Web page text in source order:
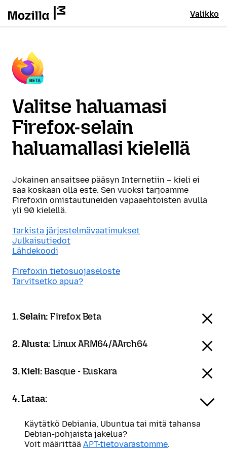
Valikko
Valitse haluamasi
Firefox-selain
haluamallasi kielellä
Jokainen ansaitsee pääsyn Internetiin – kieli ei
saa koskaan olla este. Sen vuoksi tarjoamme
Firefoxin omistautuneiden vapaaehtoisten avulla
yli 90 kielellä.
Tarkista järjestelmävaatimukset
Julkaisutiedot
Lähdekoodi
Firefoxin tietosuojaseloste
Tarvitsetko apua?
1. Selain:Firefox Beta
2. Alusta:Linux ARM64/AArch64
3. Kieli:Basque - Euskara
4. Lataa:
Käytätkö Debiania, Ubuntua tai mitä tahansa
Debian-pohjaista jakelua?
Voit määrittää APT-tietovarastomme.